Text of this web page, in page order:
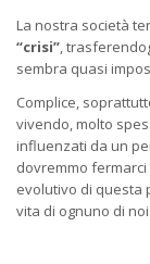
La nostra società
“crisi”,
sembra quasi
Complice,
vivendo, molto
influenzati da un
dovremmo
evolutivo di questa
vita di ognuno di noi.